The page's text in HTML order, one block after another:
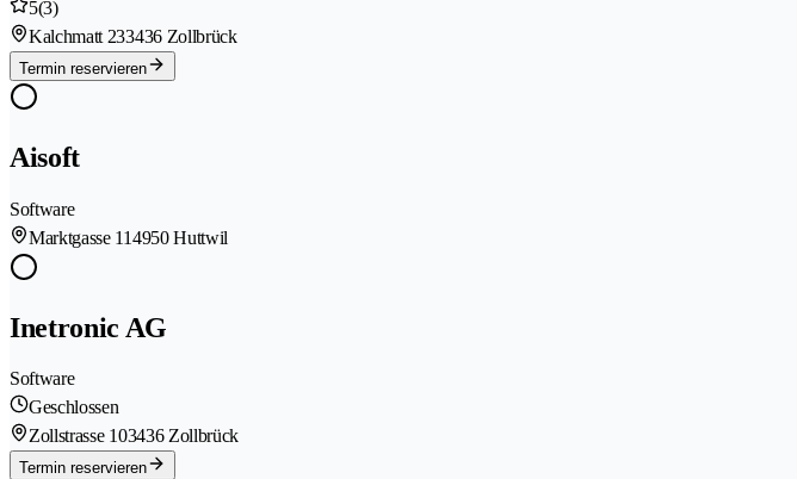
5(3)
Kalchmatt 233436 Zollbrück
Termin reservieren
Aisoft
Software
Marktgasse 114950 Huttwil
Inetronic AG
Software
Geschlossen
Zollstrasse 103436 Zollbrück
Termin reservieren